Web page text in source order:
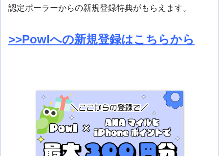
認定ポーラーからの新規登録特典がもらえます。
>>Powlへの新規登録はこちらから